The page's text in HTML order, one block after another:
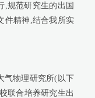
范研究生的出国
件精神,结合我所实
气物理研究所(以下
联合培养研究生出